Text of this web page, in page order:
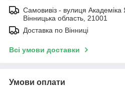
Самовивіз - вулиця Академіка
Вінницька область, 21001
Доставка по Вінниці
Всі умови доставки
Умови оплати